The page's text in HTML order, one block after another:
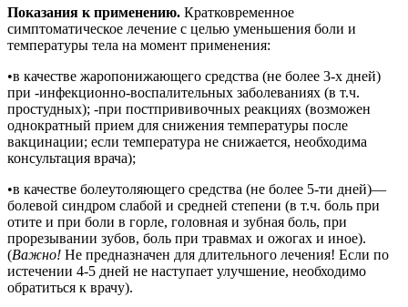
Показания к применению. Кратковременное
симптоматическое лечение с целью уменьшения боли и
температуры тела на момент применения:
•в качестве жаропонижающего средства (не более 3-х дней)
при -инфекционно-воспалительных заболеваниях (в т.ч.
простудных); -при постпрививочных реакциях (возможен
однократный прием для снижения температуры после
вакцинации; если температура не снижается, необходима
консультация врача);
•в качестве болеутоляющего средства (не более 5-ти дней)—
болевой синдром слабой и средней степени (в т.ч. боль при
отите и при боли в горле, головная и зубная боль, при
прорезывании зубов, боль при травмах и ожогах и иное).
(Важно! Не предназначен для длительного лечения! Если по
истечении 4-5 дней не наступает улучшение, необходимо
обратиться к врачу).